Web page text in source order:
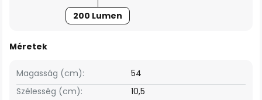
200 Lumen
Méretek
Szélesség (cm): 10,5
Magasság (cm): 54